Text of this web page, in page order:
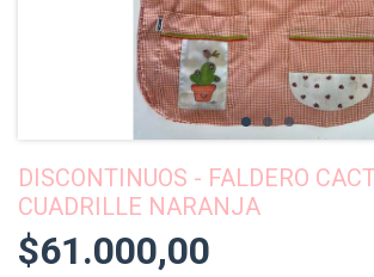
DISCONTINUOS - FALDERO
CUADRILLE NARANJA
$61.000,00